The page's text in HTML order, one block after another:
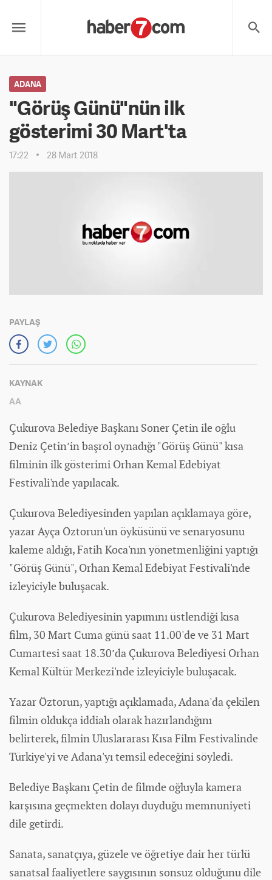
ADANA
"Görüş Günü"nün ilk
gösterimi 30 Mart'ta
17:22 28 Mart 2018
PAYLAŞ
KAYNAK
AA
Çukurova Belediye Başkanı Soner Çetin ile oğlu
Deniz Çetin’in başrol oynadığı "Görüş Günü" kısa
filminin ilk gösterimi Orhan Kemal Edebiyat
Festivali'nde yapılacak.
Çukurova Belediyesinden yapılan açıklamaya göre,
yazar Ayça Öztorun'un öyküsünü ve senaryosunu
kaleme aldığı, Fatih Koca'nın yönetmenliğini yaptığı
"Görüş Günü", Orhan Kemal Edebiyat Festivali'nde
izleyiciyle buluşacak.
Çukurova Belediyesinin yapımını üstlendiği kısa
film, 30 Mart Cuma günü saat 11.00'de ve 31 Mart
Cumartesi saat 18.30’da Çukurova Belediyesi Orhan
Kemal Kültür Merkezi'nde izleyiciyle buluşacak.
Yazar Öztorun, yaptığı açıklamada, Adana'da çekilen
filmin oldukça iddialı olarak hazırlandığını
belirterek, filmin Uluslararası Kısa Film Festivalinde
Türkiye'yi ve Adana'yı temsil edeceğini söyledi.
Belediye Başkanı Çetin de filmde oğluyla kamera
karşısına geçmekten dolayı duyduğu memnuniyeti
dile getirdi.
Sanata, sanatçıya, güzele ve öğretiye dair her türlü
sanatsal faaliyetlere saygısının sonsuz olduğunu dile